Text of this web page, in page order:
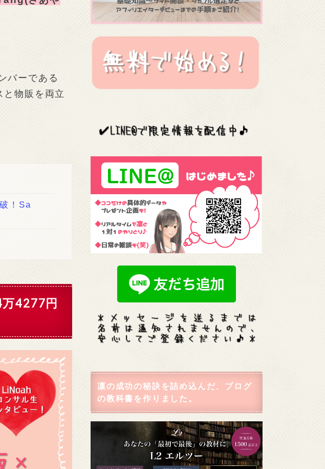
バーである
物販を両立
！Sa
4277円
凛の成功の秘訣を詰め込んだ、ブログ
の教科書を作りました。